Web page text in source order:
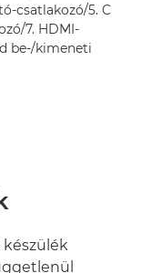
csatlakozó/5. C
7. HDMI-
be-/kimeneti
készülék